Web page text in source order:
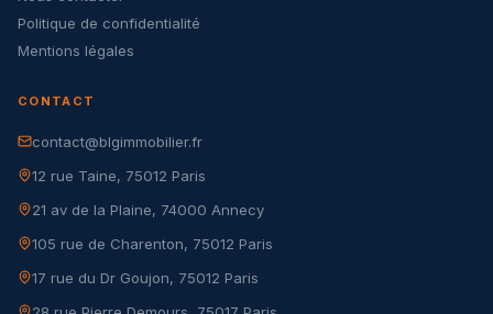
Politique de confidentialité
Mentions légales
CONTACT
contact@blgimmobilier.fr
12 rue Taine, 75012 Paris
21 av de la Plaine, 74000 Annecy
105 rue de Charenton, 75012 Paris
17 rue du Dr Goujon, 75012 Paris